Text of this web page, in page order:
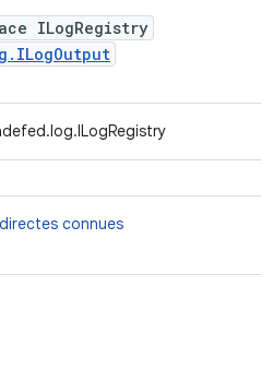
ILogRegistry
connues